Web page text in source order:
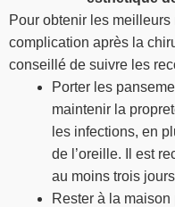
Pour obtenir les
complication après la
conseillé de suivre les
Porter les
maintenir la
les infections, en
de l’oreille. Il est
au moins trois
Rester à la